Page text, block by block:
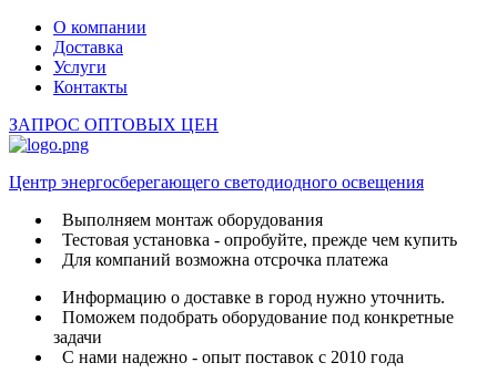
О компании
Доставка
Услуги
Контакты
ЗАПРОС ОПТОВЫХ ЦЕН
Центр энергосберегающего светодиодного освещения
Выполняем монтаж оборудования
Тестовая установка - опробуйте, прежде чем купить
Для компаний возможна отсрочка платежа
Информацию о доставке в город нужно уточнить.
Поможем подобрать оборудование под конкретные
задачи
С нами надежно - опыт поставок с 2010 года